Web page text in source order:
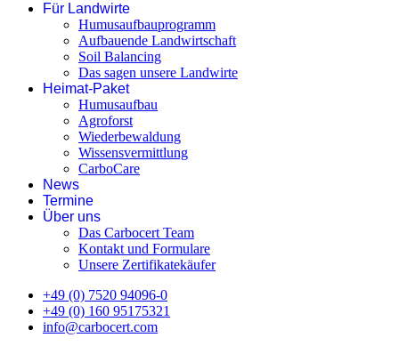
Für Landwirte
Humusaufbauprogramm
Aufbauende Landwirtschaft
Soil Balancing
Das sagen unsere Landwirte
Heimat-Paket
Humusaufbau
Agroforst
Wiederbewaldung
Wissensvermittlung
CarboCare
News
Termine
Über uns
Das Carbocert Team
Kontakt und Formulare
Unsere Zertifikatekäufer
+49 (0) 7520 94096-0
+49 (0) 160 95175321
info@carbocert.com